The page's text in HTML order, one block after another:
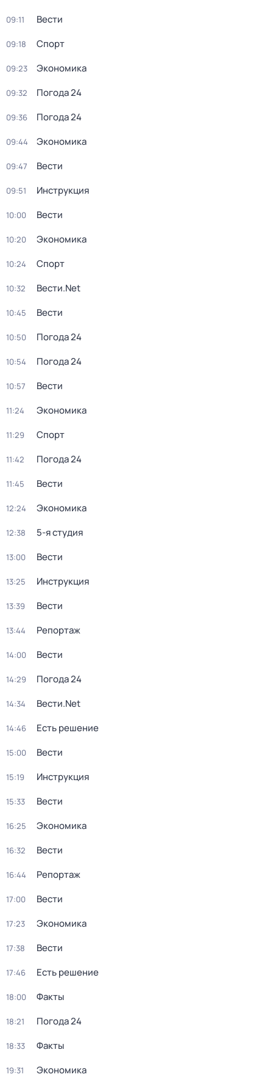
09:11 Вести
09:18 Спорт
09:23 Экономика
09:32 Погода 24
09:36 Погода 24
09:44 Экономика
09:47 Вести
09:51 Инструкция
10:00 Вести
10:20 Экономика
10:24 Спорт
10:32 Вести.Net
10:45 Вести
10:50 Погода 24
10:54 Погода 24
10:57 Вести
11:24 Экономика
11:29 Спорт
11:42 Погода 24
11:45 Вести
12:24 Экономика
12:38 5-я студия
13:00 Вести
13:25 Инструкция
13:39 Вести
13:44 Репортаж
14:00 Вести
14:29 Погода 24
14:34 Вести.Net
14:46 Есть решение
15:00 Вести
15:19 Инструкция
15:33 Вести
16:25 Экономика
16:32 Вести
16:44 Репортаж
17:00 Вести
17:23 Экономика
17:38 Вести
17:46 Есть решение
18:00 Факты
18:21 Погода 24
18:33 Факты
19:31 Экономика